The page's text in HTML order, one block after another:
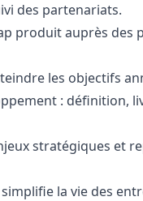
des partenariats.
produit auprès des
les objectifs
: définition,
stratégiques et
la vie des